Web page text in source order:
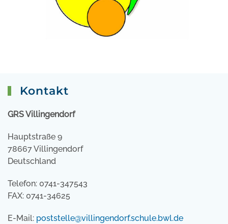
Kontakt
GRS Villingendorf
Hauptstraße 9
78667 Villingendorf
Deutschland
Telefon: 0741-347543
FAX: 0741-34625
E-Mail: poststelle@villingendorf.schule.bwl.de